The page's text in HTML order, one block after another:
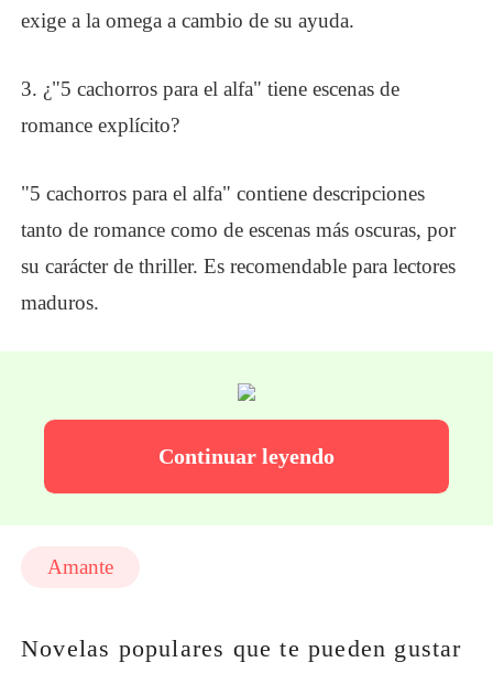
exige a la omega a cambio de su ayuda.
3. ¿"5 cachorros para el alfa" tiene escenas de
romance explícito?
"5 cachorros para el alfa" contiene descripciones
tanto de romance como de escenas más oscuras, por
su carácter de thriller. Es recomendable para lectores
maduros.
Continuar leyendo
Amante
Novelas populares que te pueden gustar